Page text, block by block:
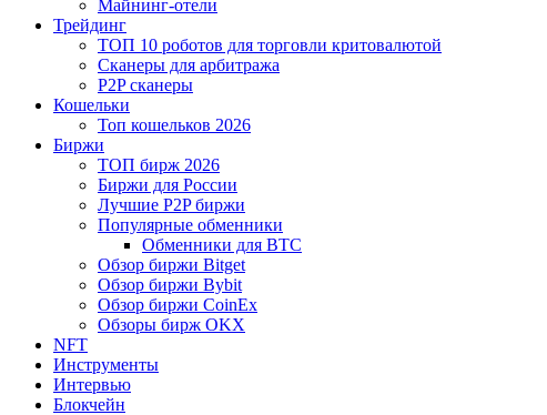
Майнинг-отели
Трейдинг
ТОП 10 роботов для торговли критовалютой
Сканеры для арбитража
P2P сканеры
Кошельки
Топ кошельков 2026
Биржи
ТОП бирж 2026
Биржи для России
Лучшие P2P биржи
Популярные обменники
Обменники для BTC
Обзор биржи Bitget
Обзор биржи Bybit
Обзор биржи CoinEx
Обзоры бирж OKX
NFT
Инструменты
Интервью
Блокчейн